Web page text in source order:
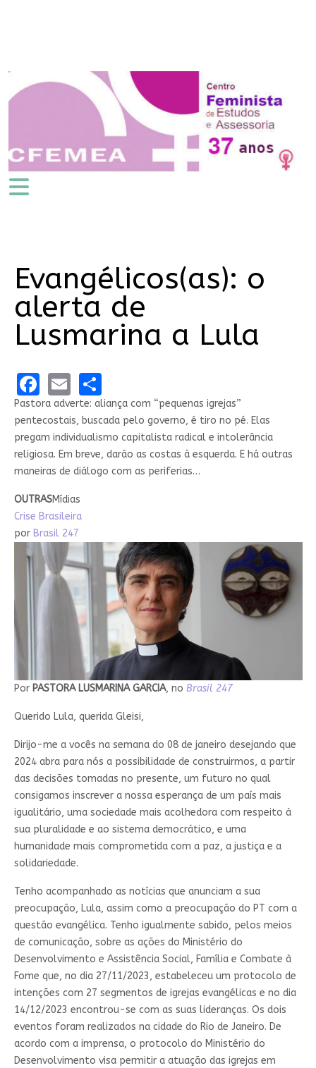
Evangélicos(as): o
alerta de
Lusmarina a Lula
Facebook
EmailShare
Pastora adverte: aliança com “pequenas igrejas”
pentecostais, buscada pelo governo, é tiro no pé. Elas
pregam individualismo capitalista radical e intolerância
religiosa. Em breve, darão as costas à esquerda. E há outras
maneiras de diálogo com as periferias…
OUTRASMídias
Crise Brasileira
por Brasil 247
Por PASTORA LUSMARINA GARCIA, no Brasil 247
Querido Lula, querida Gleisi,
Dirijo-me a vocês na semana do 08 de janeiro desejando que
2024 abra para nós a possibilidade de construirmos, a partir
das decisões tomadas no presente, um futuro no qual
consigamos inscrever a nossa esperança de um país mais
igualitário, uma sociedade mais acolhedora com respeito à
sua pluralidade e ao sistema democrático, e uma
humanidade mais comprometida com a paz, a justiça e a
solidariedade.
Tenho acompanhado as notícias que anunciam a sua
preocupação, Lula, assim como a preocupação do PT com a
questão evangélica. Tenho igualmente sabido, pelos meios
de comunicação, sobre as ações do Ministério do
Desenvolvimento e Assistência Social, Família e Combate à
Fome que, no dia 27/11/2023, estabeleceu um protocolo de
intenções com 27 segmentos de igrejas evangélicas e no dia
14/12/2023 encontrou-se com as suas lideranças. Os dois
eventos foram realizados na cidade do Rio de Janeiro. De
acordo com a imprensa, o protocolo do Ministério do
Desenvolvimento visa permitir a atuação das igrejas em